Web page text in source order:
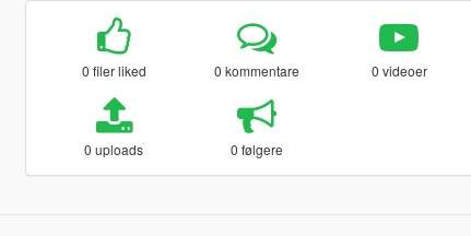
0 filer liked 0 kommentare 0 videoer
0 uploads 0 følgere